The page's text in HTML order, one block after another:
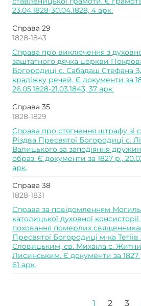
23.04.1828-30.04.1828, 4 арк.
Справа 29
1828-1843
Справа про виключення з
заштатного дячка церкви
Богородиці с. Сабадаш Стефана
крадіжку речей. Є документи за
26.05.1828-21.03.1843, 37 арк.
Справа 35
1828-1829
Справа про стягнення штрафу зі
Різдва Пресвятої Богородиці с.
Валицького за заподіяння
образ. Є документи за 1827 р.,
арк.
Справа 38
1828-1831
Справа за повідомленням
католицької духовної
поховання померлих
Пресвятої Богородиці м-ка
Словицьким, св. Михаїла с.
Лисинським. Є документи за 1827 ,
61 арк.
1 2 3